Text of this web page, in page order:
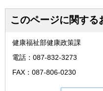
このページに関する
健康福祉部健康政策課
電話：087-832-3273
FAX：087-806-0230